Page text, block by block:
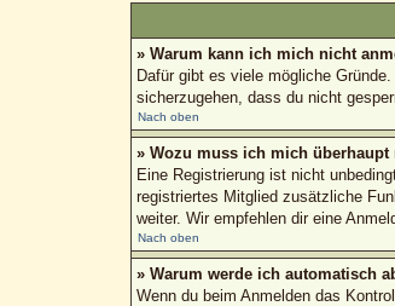
» Warum kann ich mich nicht
Dafür gibt es viele mögliche
sicherzugehen, dass du nicht
Nach oben
» Wozu muss ich mich überhaupt
Eine Registrierung ist nicht
registriertes Mitglied zusätzliche
weiter. Wir empfehlen dir eine
Nach oben
» Warum werde ich automatisch
Wenn du beim Anmelden das